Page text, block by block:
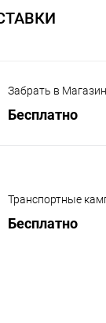
Забрать в
Бесплатно
Транспортные
Бесплатно